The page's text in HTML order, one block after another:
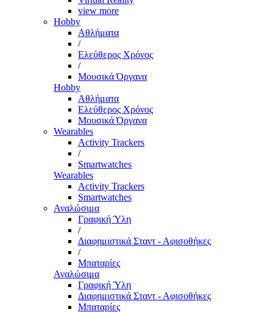
view more
Hobby
Αθλήματα
/
Ελεύθερος Χρόνος
/
Μουσικά Όργανα
Hobby
Αθλήματα
Ελεύθερος Χρόνος
Μουσικά Όργανα
Wearables
Activity Trackers
/
Smartwatches
Wearables
Activity Trackers
Smartwatches
Αναλώσιμα
Γραφική Ύλη
/
Διαφημιστικά Σταντ - Αφισοθήκες
/
Μπαταρίες
Αναλώσιμα
Γραφική Ύλη
Διαφημιστικά Σταντ - Αφισοθήκες
Μπαταρίες